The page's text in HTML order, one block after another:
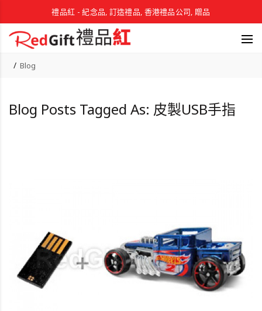
禮品紅 - 紀念品, 訂造禮品, 香港禮品公司, 贈品
Blog
Blog Posts Tagged As: 皮製USB手指